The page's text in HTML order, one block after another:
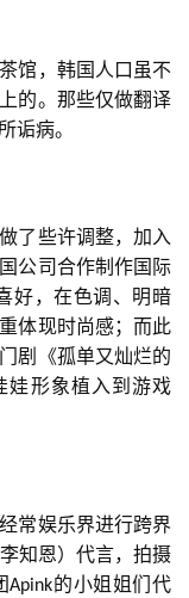
馆，韩国人口虽不
的。那些仅做翻译
诟病。
了些许调整，加入
公司合作制作国际
好，在色调、明暗
体现时尚感；而此
剧《孤单又灿烂的
娃形象植入到游戏
常娱乐界进行跨界
知恩）代言，拍摄
Apink的小姐姐们代